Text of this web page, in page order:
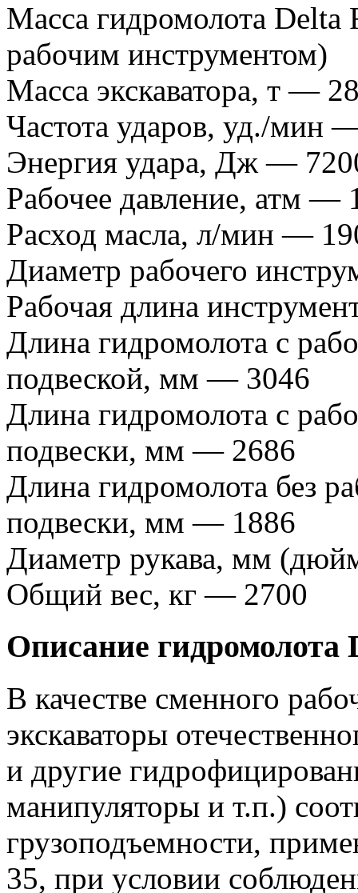
Масса гидромолота
рабочим инструментом)
Масса экскаватора, т —
Частота ударов, уд./мин
Энергия удара, Дж —
Рабочее давление, атм —
Расход масла, л/мин —
Диаметр рабочего
Рабочая длина
Длина гидромолота с
подвеской, мм — 3046
Длина гидромолота с
подвески, мм — 2686
Длина гидромолота без
подвески, мм — 1886
Диаметр рукава, мм
Общий вес, кг — 2700
Описание гидромолота
В качестве сменного
экскаваторы
и другие
манипуляторы и т.п.)
грузоподъемности,
35, при условии